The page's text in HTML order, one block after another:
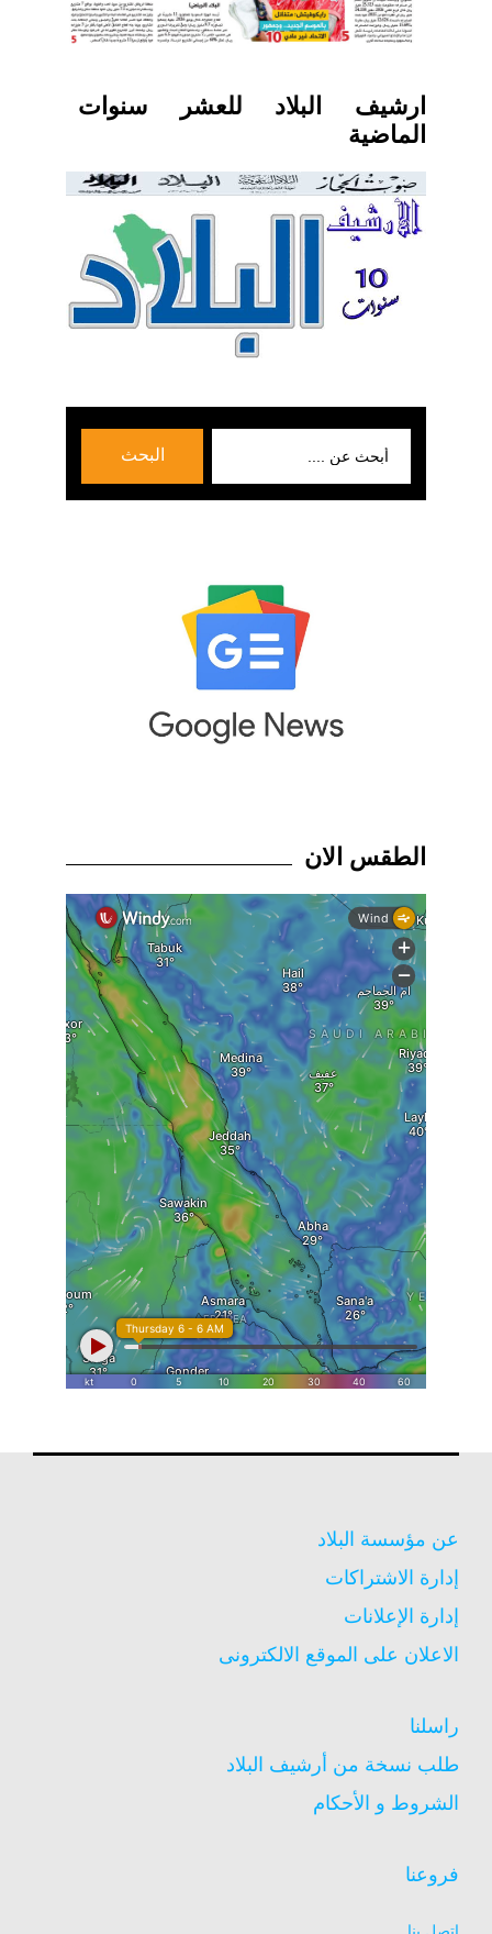
ارشيف البلاد للعشر سنوات
الماضية
البحث
الطقس الان
عن مؤسسة البلاد
إدارة الاشتراكات
إدارة الإعلانات
الاعلان على الموقع الالكترونى
راسلنا
طلب نسخة من أرشيف البلاد
الشروط و الأحكام
فروعنا